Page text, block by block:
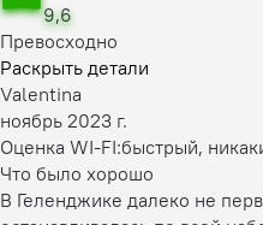
9,6
Превосходно
Раскрыть детали
Valentina
ноябрь 2023 г.
Оценка WI-FI:быстрый,
Что было хорошо
В Геленджике далеко не